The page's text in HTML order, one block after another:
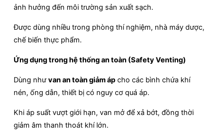
ảnh hưởng đến môi trường sản xuất sạch.
Được dùng nhiều trong phòng thí nghiệm, nhà máy dược,
chế biến thực phẩm.
Ứng dụng trong hệ thống an toàn (Safety Venting)
Dùng nhưvan an toàn giảm áp cho các bình chứa khí
nén, ống dẫn, thiết bị có nguy cơ quá áp.
Khi áp suất vượt giới hạn, van mở để xả bớt, đồng thời
giảm âm thanh thoát khí lớn.